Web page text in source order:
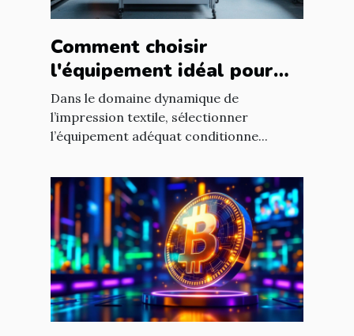
Comment choisir
l'équipement idéal pour
votre atelier d'impression
textile ?
Dans le domaine dynamique de
l’impression textile, sélectionner
l’équipement adéquat conditionne...